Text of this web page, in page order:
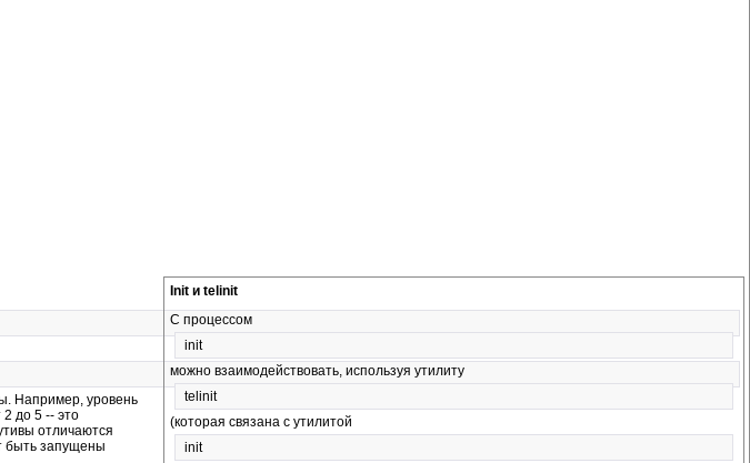
Init и telinit
С процессом
init
можно взаимодействовать, используя утилиту
telinit
(которая связана с утилитой
init
Например, уровень
2 до 5 -- это
отличаются
быть запущены